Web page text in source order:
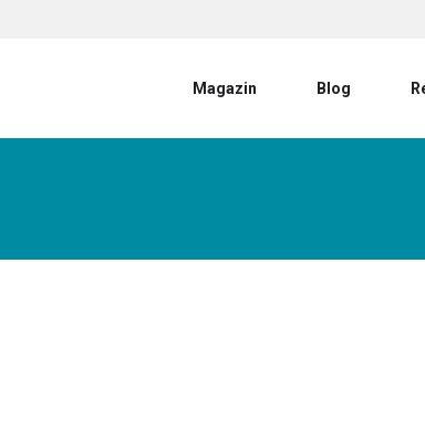
Magazin Blog